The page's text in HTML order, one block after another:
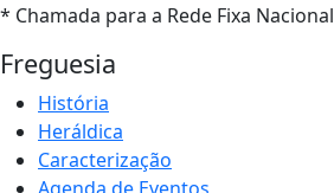
* Chamada para a Rede Fixa Nacional
Freguesia
História
Heráldica
Caracterização